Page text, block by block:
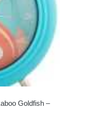
Goldfish –